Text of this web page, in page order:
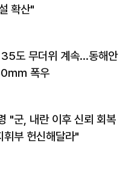
확산"
35도 무더위 계속…동해안
㎜ 폭우
"군, 내란 이후 신뢰 회복
부 헌신해달라"